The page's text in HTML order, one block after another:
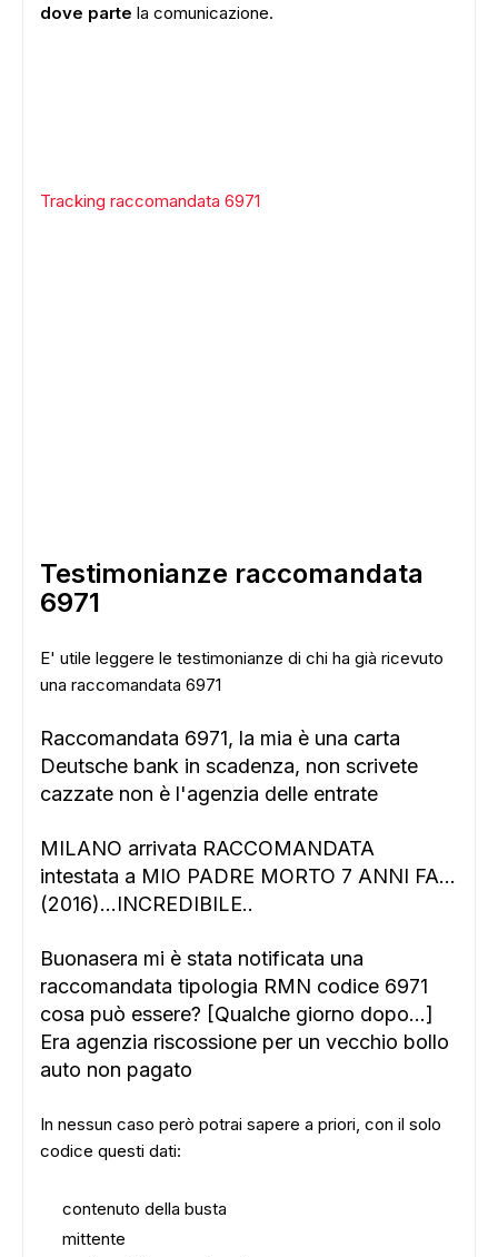
dove parte la comunicazione.
Tracking raccomandata 6971
Testimonianze raccomandata
6971
E' utile leggere le testimonianze di chi ha già ricevuto
una raccomandata 6971
Raccomandata 6971, la mia è una carta
Deutsche bank in scadenza, non scrivete
cazzate non è l'agenzia delle entrate
MILANO arrivata RACCOMANDATA
intestata a MIO PADRE MORTO 7 ANNI FA...
(2016)...INCREDIBILE..
Buonasera mi è stata notificata una
raccomandata tipologia RMN codice 6971
cosa può essere? [Qualche giorno dopo...]
Era agenzia riscossione per un vecchio bollo
auto non pagato
In nessun caso però potrai sapere a priori, con il solo
codice questi dati:
contenuto della busta
mittente